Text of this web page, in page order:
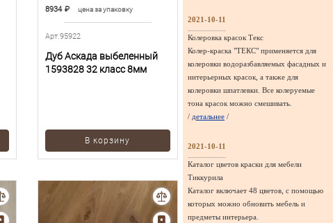
8934 ₽ цена за упаковку
Арт.95922
Дуб Аскада выбеленный
1593828 32 класс 8мм
В корзину
2021-10-11
Колеровка красок Текс
Колер-краска "ТЕКС" применяется для
колеровки водоразбавляемых фасадных и
интерьерных красок, а также для
колеровки шпатлевки. Все колеруемые
тона красок можно смешивать.
/ детальнее /
2021-10-11
Каталог цветов краски для мебели
Тиккурила
Каталог включает 48 цветов, с помощью
которых можно обновить мебель и
предметы интерьера.